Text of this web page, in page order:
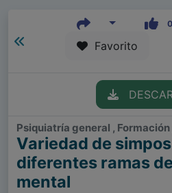
0
Favorito
Psiquiatría general ,
Variedad de
diferentes ramas
mental